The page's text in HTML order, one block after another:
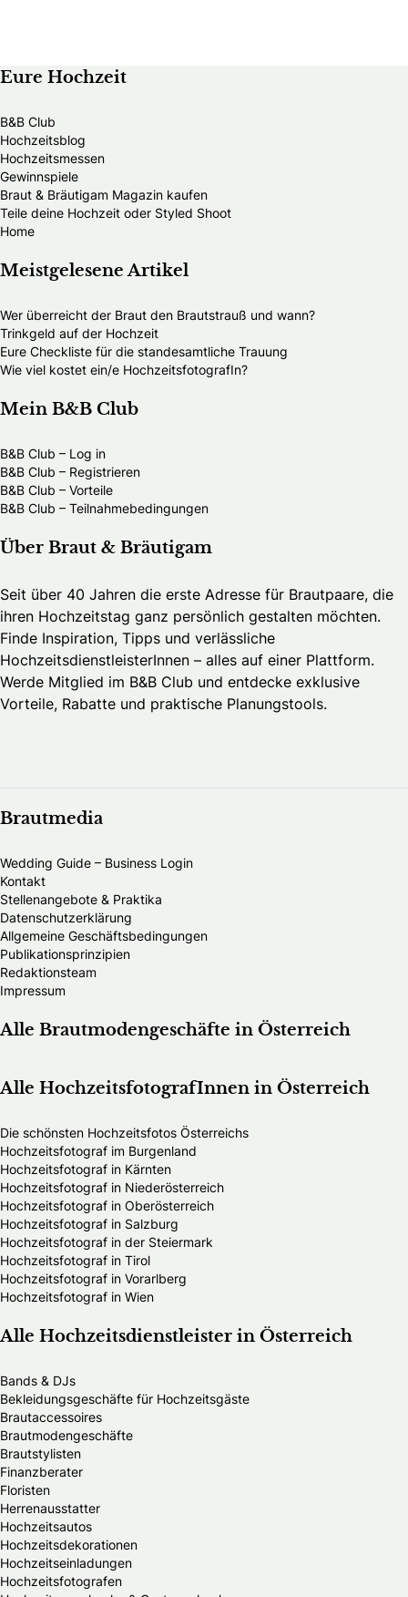
Eure Hochzeit
B&B Club
Hochzeitsblog
Hochzeitsmessen
Gewinnspiele
Braut & Bräutigam Magazin kaufen
Teile deine Hochzeit oder Styled Shoot
Home
Meistgelesene Artikel
Wer überreicht der Braut den Brautstrauß und wann?
Trinkgeld auf der Hochzeit
Eure Checkliste für die standesamtliche Trauung
Wie viel kostet ein/e HochzeitsfotografIn?
Mein B&B Club
B&B Club – Log in
B&B Club – Registrieren
B&B Club – Vorteile
B&B Club – Teilnahmebedingungen
Über Braut & Bräutigam
Seit über 40 Jahren die erste Adresse für Brautpaare, die
ihren Hochzeitstag ganz persönlich gestalten möchten.
Finde Inspiration, Tipps und verlässliche
HochzeitsdienstleisterInnen – alles auf einer Plattform.
Werde Mitglied im B&B Club und entdecke exklusive
Vorteile, Rabatte und praktische Planungstools.
Brautmedia
Wedding Guide – Business Login
Kontakt
Stellenangebote & Praktika
Datenschutzerklärung
Allgemeine Geschäftsbedingungen
Publikationsprinzipien
Redaktionsteam
Impressum
Alle Brautmodengeschäfte in Österreich
Alle HochzeitsfotografInnen in Österreich
Die schönsten Hochzeitsfotos Österreichs
Hochzeitsfotograf im Burgenland
Hochzeitsfotograf in Kärnten
Hochzeitsfotograf in Niederösterreich
Hochzeitsfotograf in Oberösterreich
Hochzeitsfotograf in Salzburg
Hochzeitsfotograf in der Steiermark
Hochzeitsfotograf in Tirol
Hochzeitsfotograf in Vorarlberg
Hochzeitsfotograf in Wien
Alle Hochzeitsdienstleister in Österreich
Bands & DJs
Bekleidungsgeschäfte für Hochzeitsgäste
Brautaccessoires
Brautmodengeschäfte
Brautstylisten
Finanzberater
Floristen
Herrenausstatter
Hochzeitsautos
Hochzeitsdekorationen
Hochzeitseinladungen
Hochzeitsfotografen